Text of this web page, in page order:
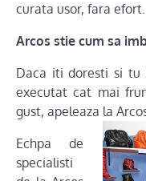
curata usor, fara efort.
Arcos stie cum sa
Daca iti doresti si tu
executat cat mai
gust, apeleaza la
Echpa de
specialisti